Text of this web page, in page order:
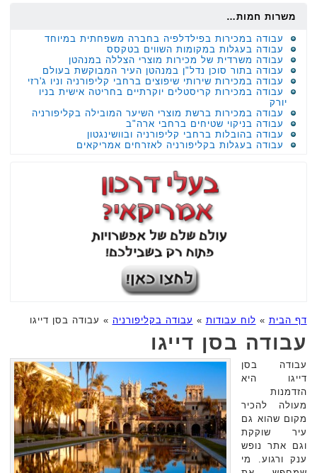
משרות חמות…
עבודה במכירות בפילדלפיה בחברה משפחתית במיוחד
עבודה בעגלות במקומות השווים בטקסס
עבודה משרדית של מכירות מוצרי הצללה במנהטן
עבודה בתור סוכן נדל"ן במנהטן העיר המבוקשת בעולם
עבודה במכירות שירותי שיפוצים ברחבי קליפורניה וניו ג'רזי
עבודה במכירות קריסטלים יוקרתיים בחריטה אישית בניו
יורק
עבודה במכירות ברשת מוצרי השיער המובילה בקליפורניה
עבודה בניקוי שטיחים ברחבי ארה"ב
עבודה בהובלות ברחבי קליפורניה ובוושינגטון
עבודה בעגלות בקליפורניה לאזרחים אמריקאים
דף הבית » לוח עבודות » עבודה בקליפורניה » עבודה בסן דייגו
עבודה בסן דייגו
עבודה בסן
דייגו היא
הזדמנות
מעולה להכיר
מקום שהוא גם
עיר שוקקת
וגם אתר נופש
ענק ורגוע. מי